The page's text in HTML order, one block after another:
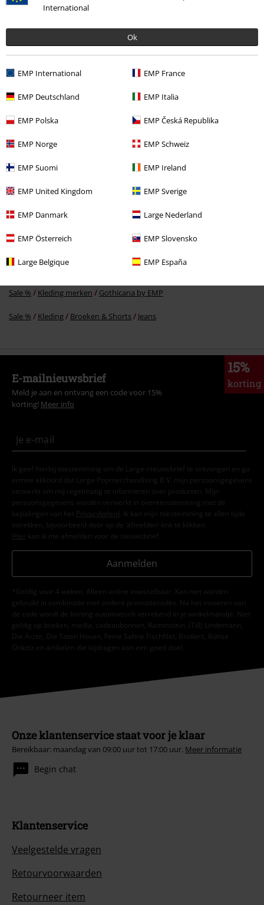
International
Ok
EMP International EMP France
EMP Deutschland EMP Italia
EMP Polska EMP Česká Republika
EMP Norge EMP Schweiz
EMP Suomi EMP Ireland
EMP United Kingdom EMP Sverige
EMP Danmark Large Nederland
EMP Österreich EMP Slovensko
Large Belgique EMP España
-23%
Stijlen Broeken Jeans
Mannen Straight-cut jeans
Sale % Mannen Broeken
Sale % Kleding merken Gothicana by EMP
Sale % Kleding Broeken & Shorts Jeans
15%
korting
E-mailnieuwsbrief
Meld je aan en ontvang een code voor 15%
korting! Meer info
Ik geef hierbij toestemming om de Large-nieuwsbrief te ontvangen en ga
ermee akkoord dat Large Popmerchandising B.V. mijn persoonsgegevens
verwerkt om mij regelmatig te informeren over producten. Mijn
persoonsgegevens worden verwerkt in overeenstemming met de
bepalingen van het
Privacybeleid . Ik kan mijn toestemming te allen tijde
intrekken, bijvoorbeeld door op de ‘afmelden’-link te klikken.
Hier kan ik me afmelden voor de nieuwsbrief.
Aanmelden
*Geldig voor 4 weken. Alleen online inwisselbaar. Kan niet worden
gebruikt in combinatie met andere promotiecodes. Na het invoeren van
de code wordt de korting automatisch verrekend in je winkelmandje. Niet
geldig op boeken, media, cadeaubonnen, Rammstein, (Till) Lindemann,
Die Ärzte, Die Toten Hosen, Feine Sahne Fischfilet, Broilers, Böhse
Onkelz en artikelen die bijdragen aan een goed doel.
Onze klantenservice staat voor je klaar
Bereikbaar: maandag van 09:00 uur tot 17:00 uur. Meer informatie
Begin chat
Klantenservice
Veelgestelde vragen
Retourvoorwaarden
Retourneer item